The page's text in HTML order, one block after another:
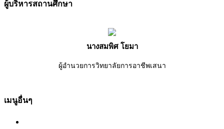
ผู้บริหารสถานศึกษา
นางสมพิศ โยมา
ผู้อำนวยการวิทยาลัยการอาชีพเสนา
เมนูอื่นๆ